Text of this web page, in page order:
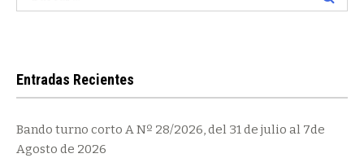
Entradas Recientes
Bando turno corto A Nº 28/2026, del 31 de julio al 7de
Agosto de 2026